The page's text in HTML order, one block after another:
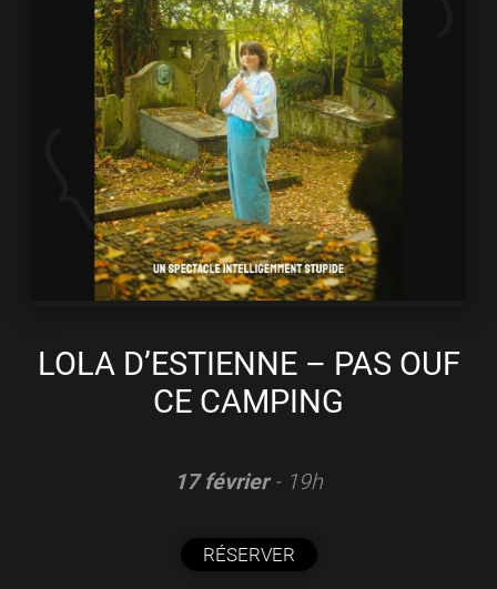
LOLA D’ESTIENNE – PAS OUF
CE CAMPING
17 février- 19h
RÉSERVER